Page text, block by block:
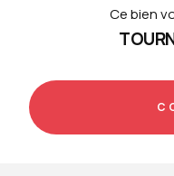
Ce bien